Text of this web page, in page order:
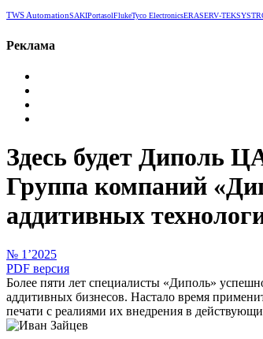
TWS AutomationSAKIPortasolFlukeTyco ElectronicsERASERV‑TEK
Реклама
Здесь будет Диполь
Группа компаний
аддитивных
№ 1’2025
PDF версия
Более пяти лет специалисты «Диполь»
аддитивных бизнесов. Настало время
печати с реалиями их внедрения в